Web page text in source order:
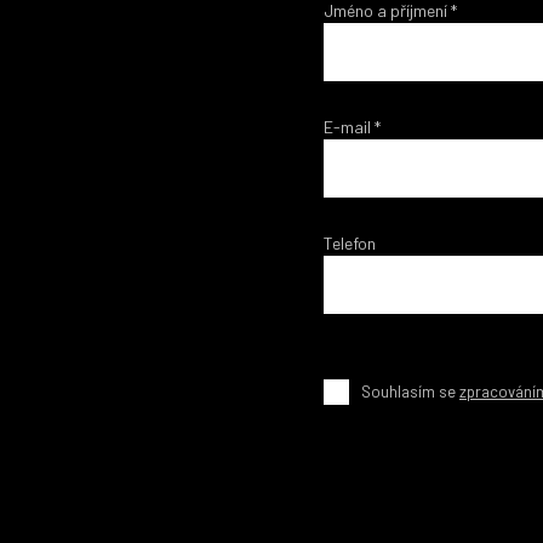
Jméno a příjmení*
E-mail *
Telefon
Souhlasím se